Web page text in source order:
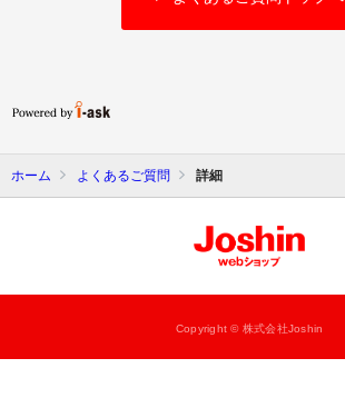
ホーム よくあるご質問 詳細
Copyright © 株式会社Joshin